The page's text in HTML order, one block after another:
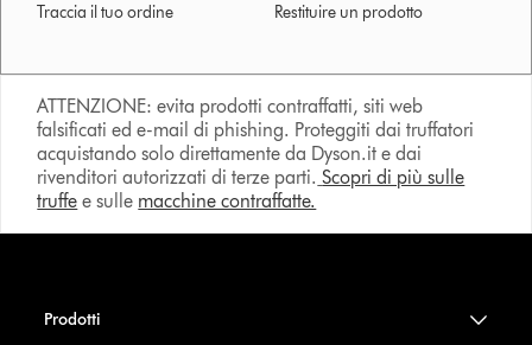
Traccia il tuo ordine Restituire un prodotto
ATTENZIONE: evita prodotti contraffatti, siti web
falsificati ed e-mail di phishing. Proteggiti dai truffatori
acquistando solo direttamente da Dyson.it e dai
rivenditori autorizzati di terze parti. Scopri di più sulle
truffe e sulle macchine contraffatte.
Prodotti